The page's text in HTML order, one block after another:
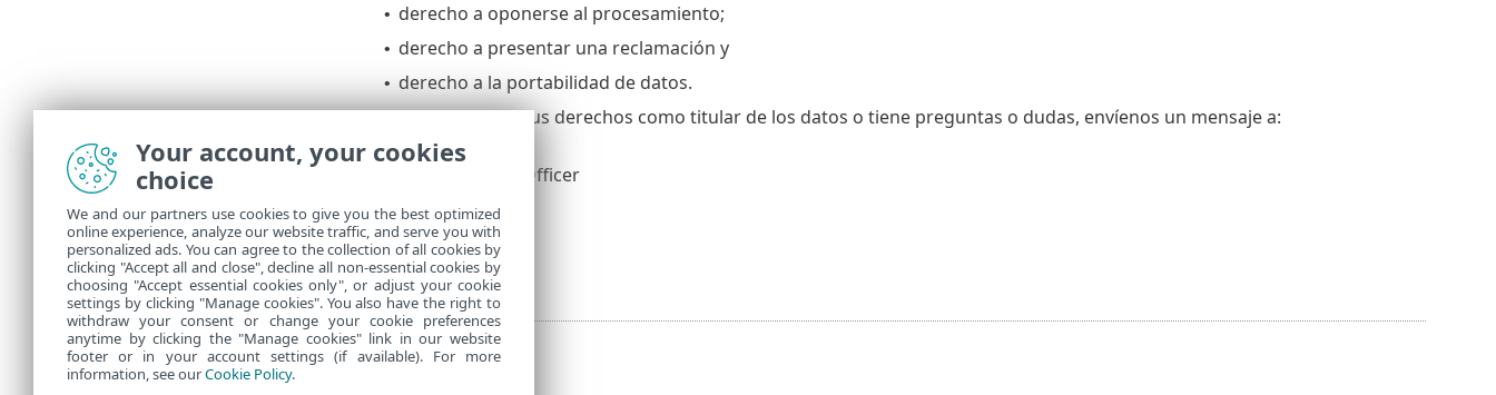
• derecho a oponerse al procesamiento;
• derecho a presentar una reclamación y
• derecho a la portabilidad de datos.
Si desea ejercer sus derechos como titular de los datos o tiene preguntas o dudas, envíenos un mensaje a:
ESET, spol. s r.o.
Data Protection Officer
85101 Bratislava
Slovak Republic
dpo@eset.sk
Your account, your cookies
choice
We and our partners use cookies to give you the best optimized
online experience, analyze our website traffic, and serve you with
personalized ads. You can agree to the collection of all cookies by
clicking "Accept all and close", decline all non-essential cookies by
choosing "Accept essential cookies only", or adjust your cookie
settings by clicking "Manage cookies". You also have the right to
withdraw your consent or change your cookie preferences
anytime by clicking the "Manage cookies" link in our website
footer or in your account settings (if available). For more
information, see ourCookie Policy.